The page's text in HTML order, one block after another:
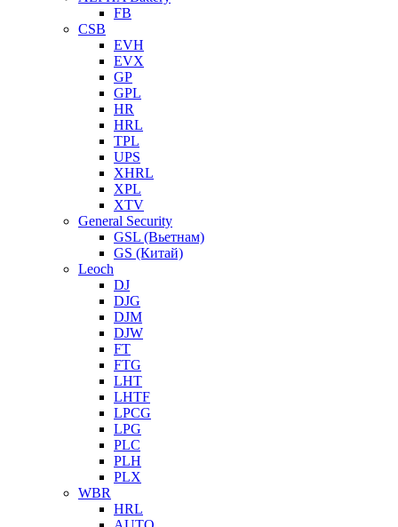
FB
CSB
EVH
EVX
GP
GPL
HR
HRL
TPL
UPS
XHRL
XPL
XTV
General Security
GSL (Вьетнам)
GS (Китай)
Leoch
DJ
DJG
DJM
DJW
FT
FTG
LHT
LHTF
LPCG
LPG
PLC
PLH
PLX
WBR
HRL